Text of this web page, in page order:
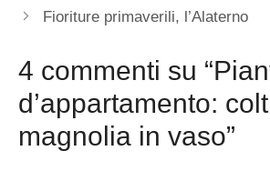
Fioriture primaverili, l’Alaterno
4 commenti su
d’appartamento:
magnolia in vaso”